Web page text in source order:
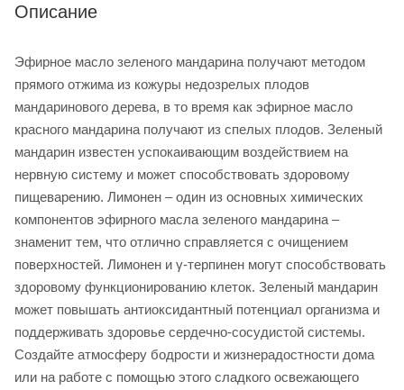
Описание
Эфирное масло зеленого мандарина получают методом
прямого отжима из кожуры недозрелых плодов
мандаринового дерева, в то время как эфирное масло
красного мандарина получают из спелых плодов. Зеленый
мандарин известен успокаивающим воздействием на
нервную систему и может способствовать здоровому
пищеварению. Лимонен – один из основных химических
компонентов эфирного масла зеленого мандарина –
знаменит тем, что отлично справляется с очищением
поверхностей. Лимонен и γ-терпинен могут способствовать
здоровому функционированию клеток. Зеленый мандарин
может повышать антиоксидантный потенциал организма и
поддерживать здоровье сердечно-сосудистой системы.
Создайте атмосферу бодрости и жизнерадостности дома
или на работе с помощью этого сладкого освежающего